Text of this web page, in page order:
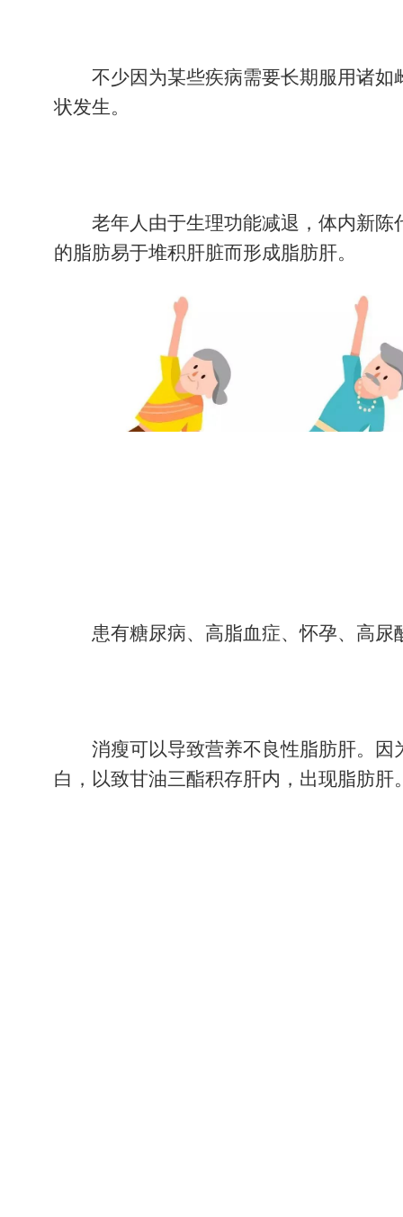
不少因为某些疾病需要长期服用诸
状发生。
老年人由于生理功能减退，体内新
的脂肪易于堆积肝脏而形成脂肪肝。
患有糖尿病、高脂血症、怀孕、高
消瘦可以导致营养不良性脂肪肝。
白，以致甘油三酯积存肝内，出现脂肪